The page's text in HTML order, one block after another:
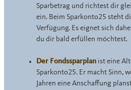
Sparbetrag und richtest dir
ein. Beim Sparkonto25 steht
Verfügung. Es eignet sich
du dir bald erfüllen möchtest.
Der Fondssparplan ist eine
Sparkonto25. Er macht Sinn,
Jahren eine Anschaffung